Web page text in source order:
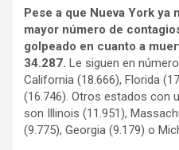
Pese a que Nueva York ya
mayor número de
golpeado en cuanto a
34.287. Le siguen en
California (18.666), Florida
(16.746). Otros estados con
son Illinois (11.951),
(9.775), Georgia (9.179) o